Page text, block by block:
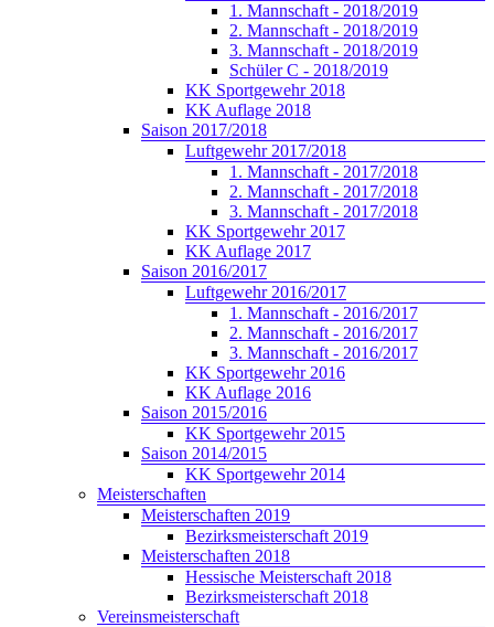
1. Mannschaft - 2018/2019
2. Mannschaft - 2018/2019
3. Mannschaft - 2018/2019
Schüler C - 2018/2019
KK Sportgewehr 2018
KK Auflage 2018
Saison 2017/2018
Luftgewehr 2017/2018
1. Mannschaft - 2017/2018
2. Mannschaft - 2017/2018
3. Mannschaft - 2017/2018
KK Sportgewehr 2017
KK Auflage 2017
Saison 2016/2017
Luftgewehr 2016/2017
1. Mannschaft - 2016/2017
2. Mannschaft - 2016/2017
3. Mannschaft - 2016/2017
KK Sportgewehr 2016
KK Auflage 2016
Saison 2015/2016
KK Sportgewehr 2015
Saison 2014/2015
KK Sportgewehr 2014
Meisterschaften
Meisterschaften 2019
Bezirksmeisterschaft 2019
Meisterschaften 2018
Hessische Meisterschaft 2018
Bezirksmeisterschaft 2018
Vereinsmeisterschaft